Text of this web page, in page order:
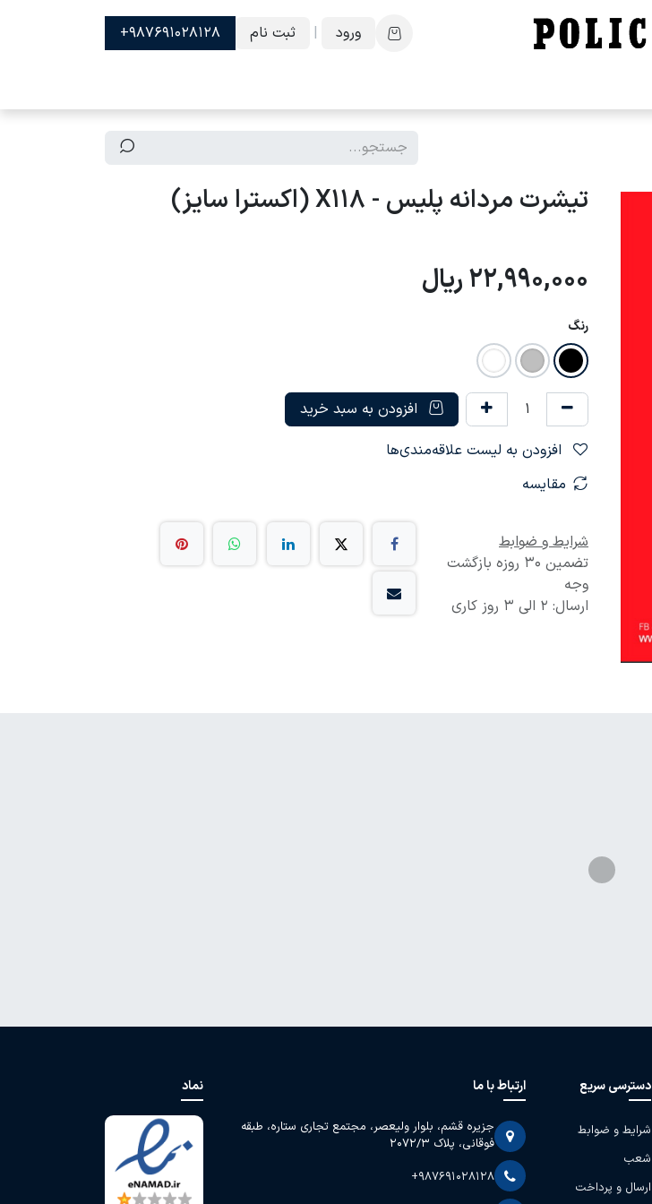
ورود
| ثبت نام 987691028128+
تیشرت مردانه پلیس - X118 (اکسترا سایز)
22,990,000ریال
رنگ
افزودن به سبد خرید
مقایسه
شرایط و ضوابط
تضمین 30 روزه بازگشت
وجه
ارسال: 2 الی 3 روز کاری
دسترسی سریع
شرایط و ضوابط
شعب
ارسال و پرداخت
ارتباط با ما
جزیره قشم، بلوار ولیعصر، مجتمع تجاری ستاره، طبقه
فوقانی، پلاک 2072/3
+987691028128
نماد